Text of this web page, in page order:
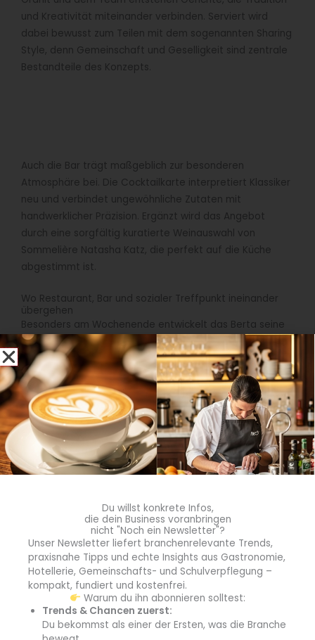
und Kreativität miteinander verbinden. Serviert wird
dabei bewusst zum Teilen mit dem sogenannten Sharing
Style, denn Gemeinschaft und Geselligkeit sind zentrale
Bestandteile des Konzepts.
Auch die Bar trägt maßgeblich zur besonderen
Atmosphäre bei. Die Cocktailkarte interpretiert Klassiker
neu und verbindet ungewöhnliche Zutaten mit
handwerklicher Präzision. Ergänzt wird das Angebot
durch eine sorgfältig kuratierte Weinauswahl von
Sommelière Natasha Katz, die perfekt auf die Küche
abgestimmt ist.
Wo Restaurant, Bar und sozialer Treffpunkt ineinander
übergehen
Besonders am Wochenende entwickelt das Berta seine
einzigartige Dynamik. Wenn am Abend die Musik lauter
wird, verwandelt sich das Restaurant in einen lebendigen
Treffpunkt für Berliner und internationale Gäste. Kleine
Überraschungen aus der Küche und spontane Shots für
die Gäste sorgen für eine ungezwungene, fast familiäre
Stimmung. Die Grenzen zwischen Restaurant, Bar und
sozialem Treffpunkt verschwimmen, was den Reiz des
Hauses ausmacht.
Du willst konkrete Infos,
die dein Business voranbringen
nicht "Noch ein Newsletter"?
Unser Newsletter liefert branchenrelevante Trends,
praxisnahe Tipps und echte Insights aus Gastronomie,
Hotellerie, Gemeinschafts- und Schulverpflegung –
kompakt, fundiert und kostenfrei.
Warum du ihn abonnieren solltest:
Trends & Chancen zuerst:
Du bekommst als einer der Ersten, was die Branche